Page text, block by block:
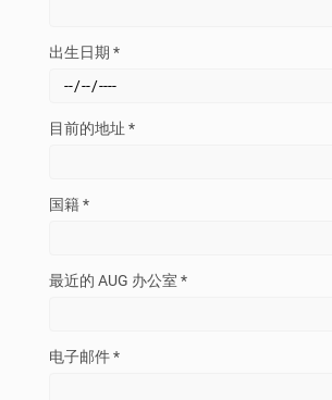
出生日期 *
目前的地址 *
国籍 *
最近的 AUG 办公室 *
电子邮件 *